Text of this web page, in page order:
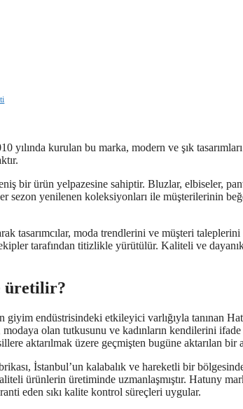
yılında kurulan bu marka, modern ve şık
bir ürün yelpazesine sahiptir. Bluzlar, elbiseler,
sezon yenilenen koleksiyonları ile müşterilerinin
tasarımcılar, moda trendlerini ve müşteri
tarafından titizlikle yürütülür. Kaliteli ve
üretilir?
endüstrisindeki etkileyici varlığıyla tanınan
olan tutkusunu ve kadınların kendilerini
aktarılmak üzere geçmişten bugüne aktarılan bir
İstanbul’un kalabalık ve hareketli bir
ürünlerin üretiminde uzmanlaşmıştır. Hatuny
eden sıkı kalite kontrol süreçleri uygular.